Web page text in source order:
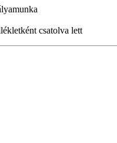
csatolva lett